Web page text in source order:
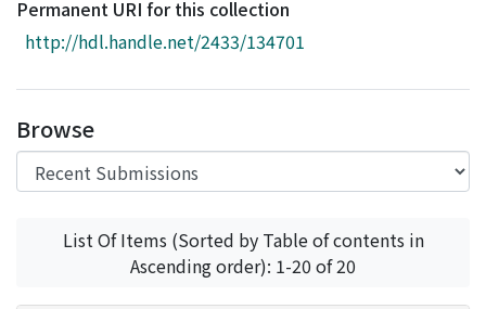
Download Ranking
Access Statistics
Permanent URI for this collection
http://hdl.handle.net/2433/134701
Browse
List Of Items (Sorted by Table of contents in
Ascending order): 1-20 of 20